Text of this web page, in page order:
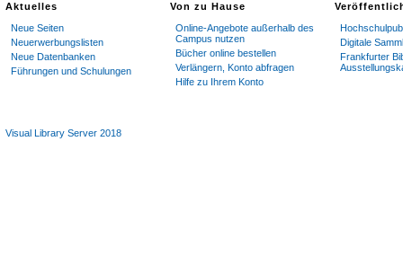
Aktuelles
Neue Seiten
Neuerwerbungslisten
Neue Datenbanken
Führungen und Schulungen
Von zu Hause
Online-Angebote außerhalb des
Campus nutzen
Bücher online bestellen
Verlängern, Konto abfragen
Hilfe zu Ihrem Konto
Digitale
Frankfurter
Visual Library Server 2018